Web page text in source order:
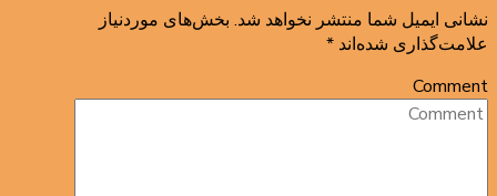
نشانی ایمیل شما منتشر نخواهد شد. بخش‌های موردنیاز
علامت‌گذاری شده‌اند *
Comment